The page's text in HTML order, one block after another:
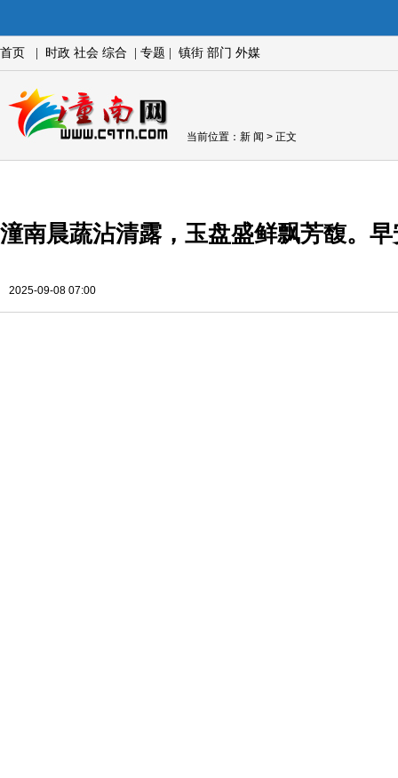
首页 时政 社会 综合 专题 镇街 部门 外媒
当前位置： 新 闻 > 正文
潼南晨蔬沾清露，玉盘盛鲜飘芳馥。
2025-09-08 07:00